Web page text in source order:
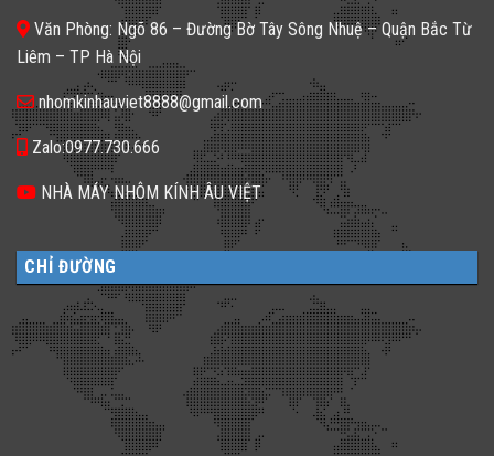
𝐂𝐡𝐨̣𝐧
𝐆𝐚̣𝐜𝐡
𝐊𝐢́𝐧𝐡
𝐓𝐫𝐨𝐧𝐠
𝐓𝐡𝐢𝐞̂́𝐭
𝐊𝐞̂́?
đa
dạng
cho
không
gian
sống
Văn Phòng: Ngõ 86 – Đường Bờ Tây Sông Nhuệ – Quận Bắc Từ
Liêm – TP Hà Nội
nhomkinhauviet8888@gmail.com
Zalo:0977.730.666
NHÀ MÁY NHÔM KÍNH ÂU VIỆT
CHỈ ĐƯỜNG